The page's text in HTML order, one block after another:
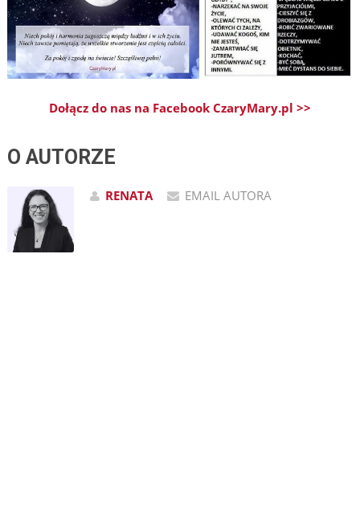
Dołącz do nas na Facebook CzaryMary.pl >>
O AUTORZE
RENATA EMAIL AUTORA